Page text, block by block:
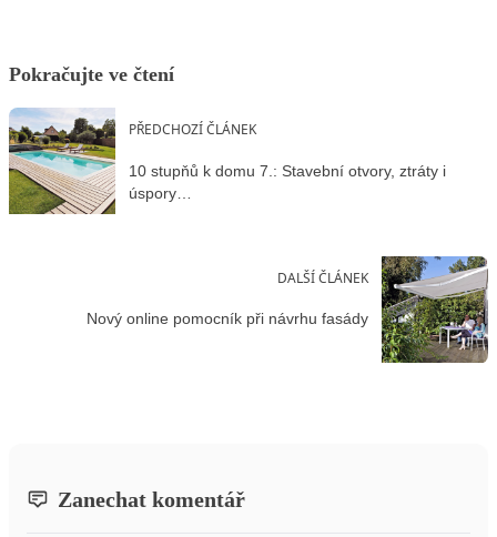
Pokračujte ve čtení
PŘEDCHOZÍ ČLÁNEK
10 stupňů k domu 7.: Stavební otvory, ztráty i
úspory…
DALŠÍ ČLÁNEK
Nový online pomocník při návrhu fasády
Zanechat komentář